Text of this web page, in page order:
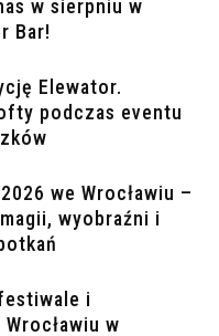
w sierpniu w
Bar!
Elewator.
podczas eventu
we Wrocławiu –
wyobraźni i
i
w